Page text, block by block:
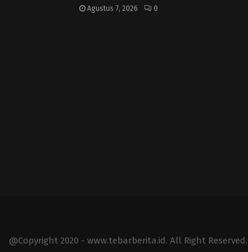
Agustus 7, 2026 0
@Copyright 2020 - www.tebarberita.id. All Right Reserved.